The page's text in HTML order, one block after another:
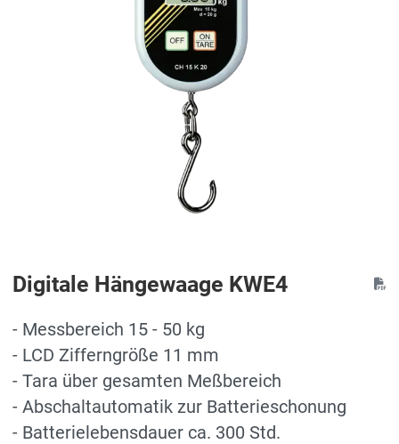
Digitale Hängewaage KWE4
- Messbereich 15 - 50 kg
- LCD Zifferngröße 11 mm
- Tara über gesamten Meßbereich
- Abschaltautomatik zur Batterieschonung
- Batterielebensdauer ca. 300 Std.